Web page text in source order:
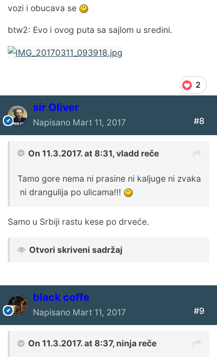
vozi i obucava se
btw2: Evo i ovog puta sa sajlom u sredini.
2
sir Oliver
Napisano Mart 11, 2017 #8
On 11.3.2017. at 8:31,vladd reče
Tamo gore nema ni prasine ni kaljuge ni zvaka
ni drangulija po ulicama!!!
Samo u Srbiji rastu kese po drveće.
Otvori skriveni sadržaj
black coffe
Napisano Mart 11, 2017 #9
On 11.3.2017. at 8:37, ninja reče